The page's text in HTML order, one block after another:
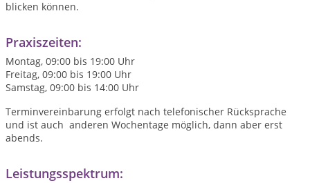
blicken können.
Praxiszeiten:
Montag, 09:00 bis 19:00 Uhr
Freitag, 09:00 bis 19:00 Uhr
Samstag, 09:00 bis 14:00 Uhr
Terminvereinbarung erfolgt nach telefonischer Rücksprache
und ist auch anderen Wochentage möglich, dann aber erst
abends.
Leistungsspektrum: